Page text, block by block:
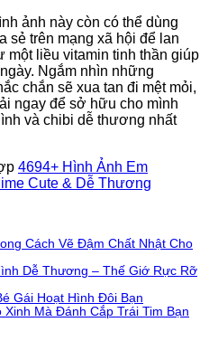
ảnh này còn có thể dùng
sẻ trên mạng xã hội để lan
một liều vitamin tinh thần giúp
Ngắm nhìn những
chắn sẽ xua tan đi mệt mỏi,
ngay để sở hữu cho mình
và chibi dễ thương nhất
4694+ Hình Ảnh Em
Cute & Dễ Thương
Cách Vẽ Đậm Chất Nhật Cho
Dễ Thương – Thế Giớ Rực Rỡ
Gái Hoạt Hình Đôi Bạn
Xinh Mà Đánh Cắp Trái Tim Bạn